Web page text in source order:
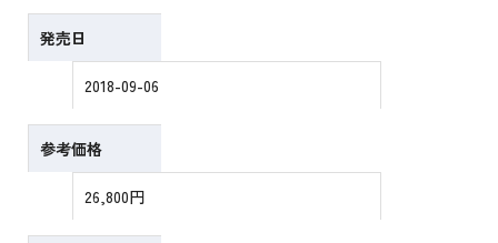
発売日
2018-09-06
参考価格
26,800円